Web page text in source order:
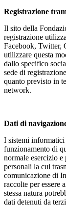
Registrazione
Il sito della
registrazione
Facebook, Twitter,
utilizzare questa
dallo specifico
sede di
quanto previsto in
network.
Dati di
I sistemi informatici
funzionamento di
normale esercizio e
personali la cui
comunicazione di
raccolte per essere
stessa natura
dati detenuti da